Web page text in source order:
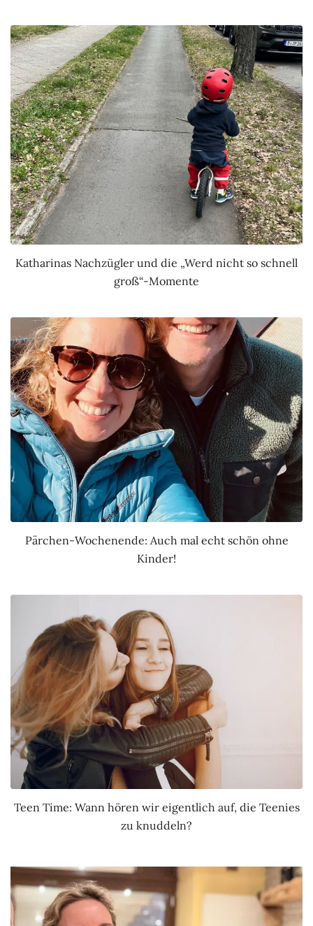
Katharinas Nachzügler und die „Werd nicht so schnell
groß“-Momente
Pärchen-Wochenende: Auch mal echt schön ohne
Kinder!
Teen Time: Wann hören wir eigentlich auf, die Teenies
zu knuddeln?